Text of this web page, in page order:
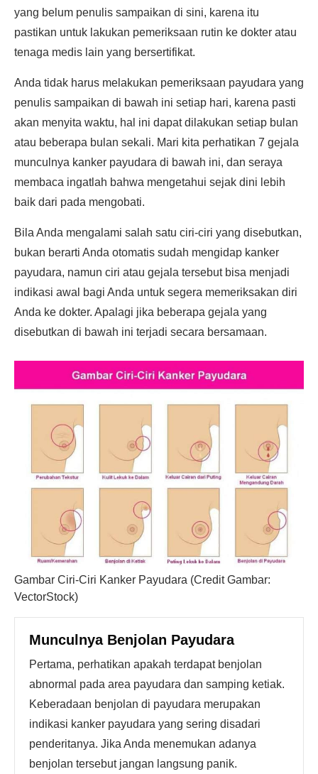
yang belum penulis sampaikan di sini, karena itu
pastikan untuk lakukan pemeriksaan rutin ke dokter atau
tenaga medis lain yang bersertifikat.
Anda tidak harus melakukan pemeriksaan payudara yang
penulis sampaikan di bawah ini setiap hari, karena pasti
akan menyita waktu, hal ini dapat dilakukan setiap bulan
atau beberapa bulan sekali. Mari kita perhatikan 7 gejala
munculnya kanker payudara di bawah ini, dan seraya
membaca ingatlah bahwa mengetahui sejak dini lebih
baik dari pada mengobati.
Bila Anda mengalami salah satu ciri-ciri yang disebutkan,
bukan berarti Anda otomatis sudah mengidap kanker
payudara, namun ciri atau gejala tersebut bisa menjadi
indikasi awal bagi Anda untuk segera memeriksakan diri
Anda ke dokter. Apalagi jika beberapa gejala yang
disebutkan di bawah ini terjadi secara bersamaan.
Gambar Ciri-Ciri Kanker Payudara (Credit Gambar:
VectorStock)
Munculnya Benjolan Payudara
Pertama, perhatikan apakah terdapat benjolan
abnormal pada area payudara dan samping ketiak.
Keberadaan benjolan di payudara merupakan
indikasi kanker payudara yang sering disadari
penderitanya. Jika Anda menemukan adanya
benjolan tersebut jangan langsung panik.